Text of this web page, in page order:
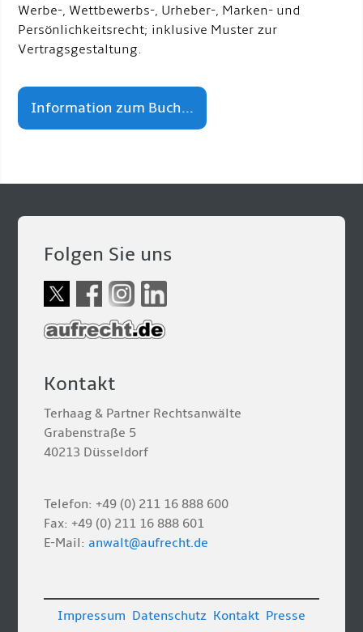
Werbe-, Wettbewerbs-, Urheber-, Marken- und
Persönlichkeitsrecht; inklusive Muster zur
Vertragsgestaltung.
Information zum Buch...
Folgen Sie uns
Kontakt
Terhaag & Partner Rechtsanwälte
Grabenstraße 5
40213 Düsseldorf
Telefon: +49 (0) 211 16 888 600
Fax: +49 (0) 211 16 888 601
E-Mail:anwalt@aufrecht.de
Impressum Datenschutz Kontakt Presse